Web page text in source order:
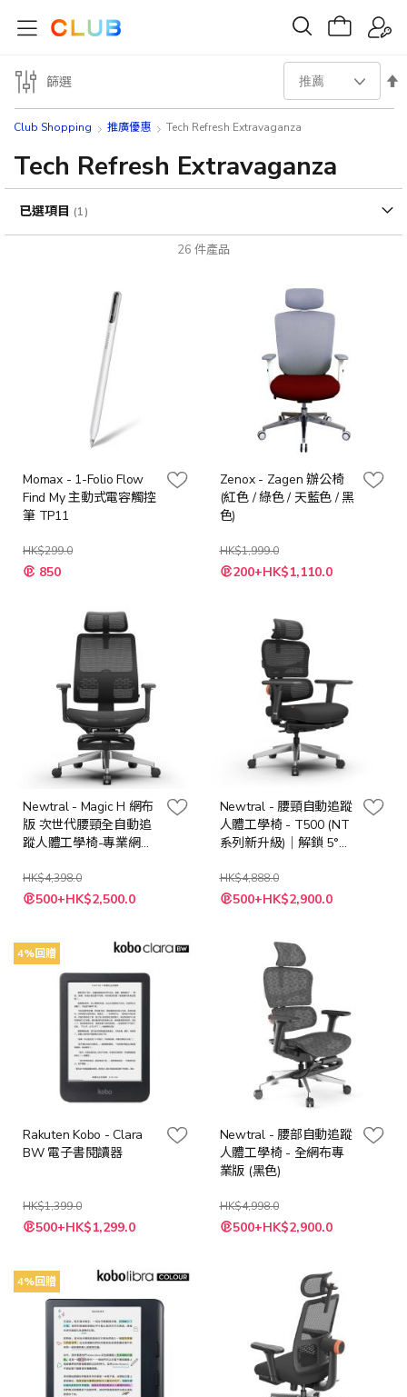
Club Shopping 推廣優惠 Tech Refresh Extravaganza
Tech Refresh Extravaganza
26 件產品
設
序
方
Momax - 1-Folio Flow
Find My 主動式電容觸控
筆 TP11
HK$299.0
特
殊 850
Zenox - Zagen 辦公椅
(紅色 / 綠色 / 天藍色 / 黑
色)
HK$1,999.0
200+HK$1,110.0
Newtral - Magic H 網布
版 次世代腰頸全自動追
蹤人體工學椅-專業網布
HK$4,398.0
500+HK$2,500.0
Newtral - 腰頸自動追蹤
人體工學椅 - T500 (NT
系列新升級)｜解鎖 5°前
回彈頭枕
HK$4,888.0
500+HK$2,900.0
4%回贈
Rakuten Kobo - Clara
BW 電子書閱讀器
HK$1,399.0
特
殊 500+HK$1,299.0
Newtral - 腰部自動追蹤
人體工學椅 - 全網布專
業版 (黑色)
HK$4,998.0
特
殊 500+HK$2,900.0
4%回贈
篩選
已選項目